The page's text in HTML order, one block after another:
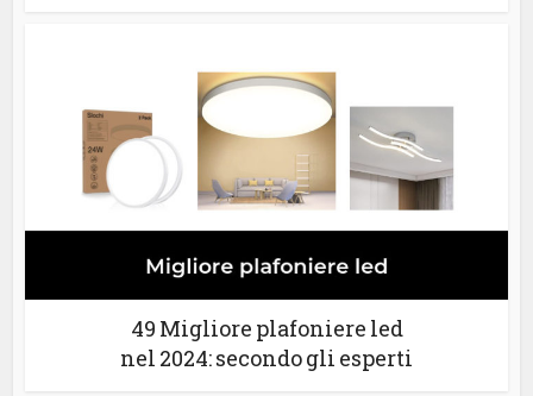
49 Migliore plafoniere led
nel 2024: secondo gli esperti